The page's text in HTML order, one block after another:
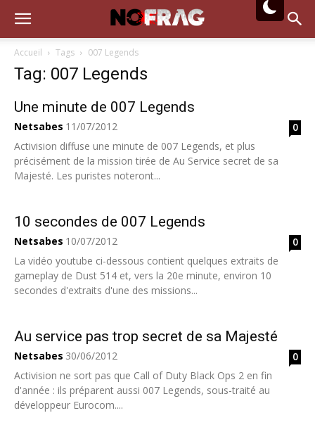
Accueil Tags 007 Legends
Tag: 007 Legends
Une minute de 007 Legends
Netsabes 11/07/2012
0
Activision diffuse une minute de 007 Legends, et plus
précisément de la mission tirée de Au Service secret de sa
Majesté. Les puristes noteront...
10 secondes de 007 Legends
Netsabes 10/07/2012
0
La vidéo youtube ci-dessous contient quelques extraits de
gameplay de Dust 514 et, vers la 20e minute, environ 10
secondes d'extraits d'une des missions...
Au service pas trop secret de sa Majesté
Netsabes 30/06/2012
0
Activision ne sort pas que Call of Duty Black Ops 2 en fin
d'année : ils préparent aussi 007 Legends, sous-traité au
développeur Eurocom....